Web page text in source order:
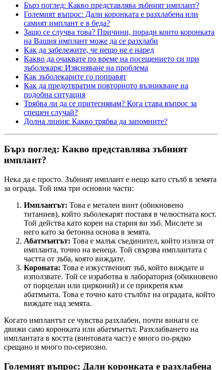
Бърз поглед: Какво представлява зъбният имплант?
Големият въпрос: Дали коронката е разхлабена или
самият имплант е в беда?
Защо се случва това? Причини, поради които коронката
на Вашия имплант може да се разхлаби
Как да забележите, че нещо не е наред
Какво да очаквате по време на посещението си при
зъболекаря: Изясняване на проблема
Как зъболекарите го поправят
Как да предотвратим повторното възникване на
подобна ситуация
Трябва ли да се притеснявам? Кога става въпрос за
спешен случай?
Долна линия: Какво трябва да запомните?
Бърз поглед: Какво представлява зъбният
имплант?
Нека да е просто. Зъбният имплант е нещо като стълб в земята
за ограда. Той има три основни части:
Имплантът: Това е метален винт (обикновено
титаниев), който зъболекарят поставя в челюстната кост.
Той действа като корен на стария ви зъб. Мислете за
него като за бетонна основа в земята.
Абатмънтът: Това е малък съединител, който излиза от
импланта, точно на венеца. Той свързва имплантата с
частта от зъба, която виждате.
Короната: Това е изкуственият зъб, който виждате и
използвате. Той се изработва в лаборатория (обикновено
от порцелан или цирконий) и се прикрепя към
абатмънта. Това е точно като стълбът на оградата, който
виждате над земята.
Когато имплантът се чувства разхлабен, почти винаги се
движи само коронката или абатмънтът. Разхлабването на
имплантата в костта (винтовата част) е много по-рядко
срещано и много по-сериозно.
Големият въпрос: Дали коронката е разхлабена